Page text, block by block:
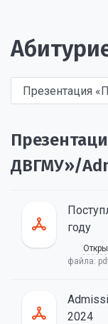
ДВГМУ»/
году
файла:
2024